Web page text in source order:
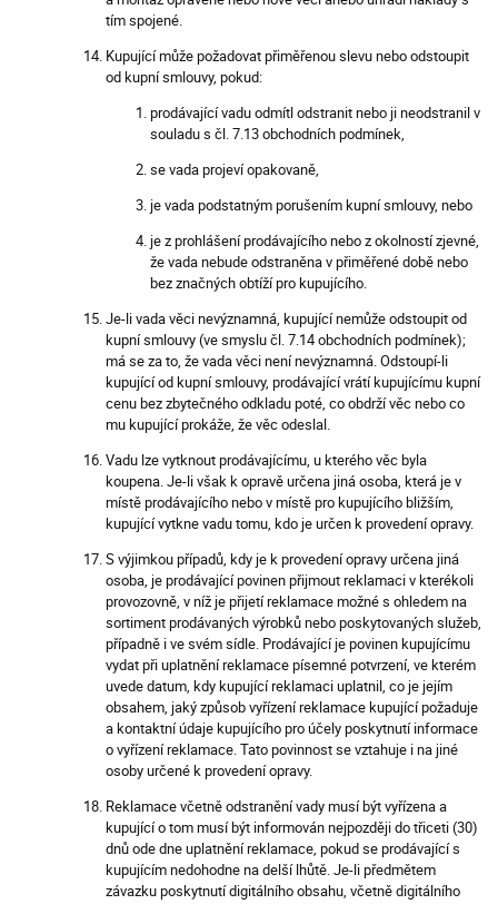
tím spojené.
Kupující může požadovat přiměřenou slevu nebo odstoupit
od kupní smlouvy, pokud:
prodávající vadu odmítl odstranit nebo ji neodstranil v
souladu s čl. 7.13 obchodních podmínek,
se vada projeví opakovaně,
je vada podstatným porušením kupní smlouvy, nebo
je z prohlášení prodávajícího nebo z okolností zjevné,
že vada nebude odstraněna v přiměřené době nebo
bez značných obtíží pro kupujícího.
Je-li vada věci nevýznamná, kupující nemůže odstoupit od
kupní smlouvy (ve smyslu čl. 7.14 obchodních podmínek);
má se za to, že vada věci není nevýznamná. Odstoupí-li
kupující od kupní smlouvy, prodávající vrátí kupujícímu kupní
cenu bez zbytečného odkladu poté, co obdrží věc nebo co
mu kupující prokáže, že věc odeslal.
Vadu lze vytknout prodávajícímu, u kterého věc byla
koupena. Je-li však k opravě určena jiná osoba, která je v
místě prodávajícího nebo v místě pro kupujícího bližším,
kupující vytkne vadu tomu, kdo je určen k provedení opravy.
S výjimkou případů, kdy je k provedení opravy určena jiná
osoba, je prodávající povinen přijmout reklamaci v kterékoli
provozovně, v níž je přijetí reklamace možné s ohledem na
sortiment prodávaných výrobků nebo poskytovaných služeb,
případně i ve svém sídle. Prodávající je povinen kupujícímu
vydat při uplatnění reklamace písemné potvrzení, ve kterém
uvede datum, kdy kupující reklamaci uplatnil, co je jejím
obsahem, jaký způsob vyřízení reklamace kupující požaduje
a kontaktní údaje kupujícího pro účely poskytnutí informace
o vyřízení reklamace. Tato povinnost se vztahuje i na jiné
osoby určené k provedení opravy.
Reklamace včetně odstranění vady musí být vyřízena a
kupující o tom musí být informován nejpozději do třiceti (30)
dnů ode dne uplatnění reklamace, pokud se prodávající s
kupujícím nedohodne na delší lhůtě. Je-li předmětem
závazku poskytnutí digitálního obsahu, včetně digitálního